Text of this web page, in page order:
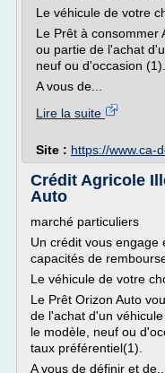
Le véhicule de votre
Le Prêt à consommer
ou partie de l'achat
neuf ou d'occasion (1).
A vous de...
Lire la suite
Site : https://www.ca-
Crédit Agricole
Auto
marché particuliers
Un crédit vous engage
capacités de
Le véhicule de votre
Le Prêt Orizon Auto
de l'achat d'un
le modèle, neuf ou
taux préférentiel(1).
A vous de définir et de...